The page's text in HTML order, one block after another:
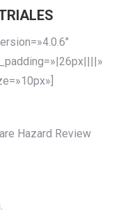
Hazard Review